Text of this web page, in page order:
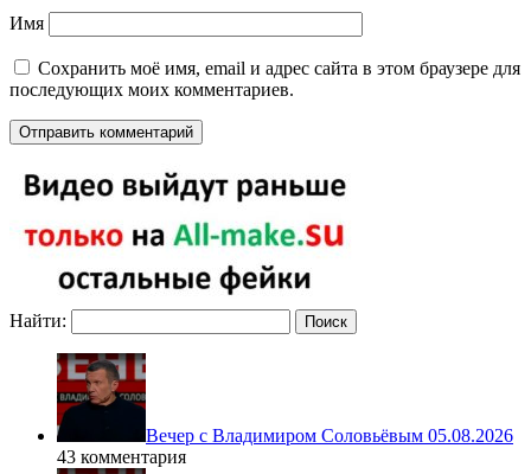
Имя
Сохранить моё имя, email и адрес сайта в этом браузере для
последующих моих комментариев.
Найти:
Вечер с Владимиром Соловьёвым 05.08.2026
43 комментария